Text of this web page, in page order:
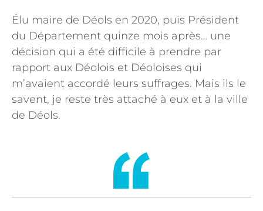
Élu maire de Déols en 2020, puis Président
du Département quinze mois après… une
décision qui a été difficile à prendre par
rapport aux Déolois et Déoloises qui
m’avaient accordé leurs suffrages. Mais ils le
savent, je reste très attaché à eux et à la ville
de Déols.